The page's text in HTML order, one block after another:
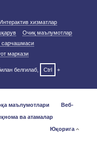
Интерактив хизматлар
Очиқ маълумотлар
сарчашмаси
маркази
белгилаб, Ctrl
+
маълумотлари
Веб-
ва атамалар
Юқорига